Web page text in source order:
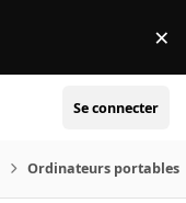
×
Se connecter
Ordinateurs portables